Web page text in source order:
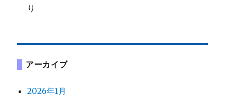
り
アーカイブ
2026年1月